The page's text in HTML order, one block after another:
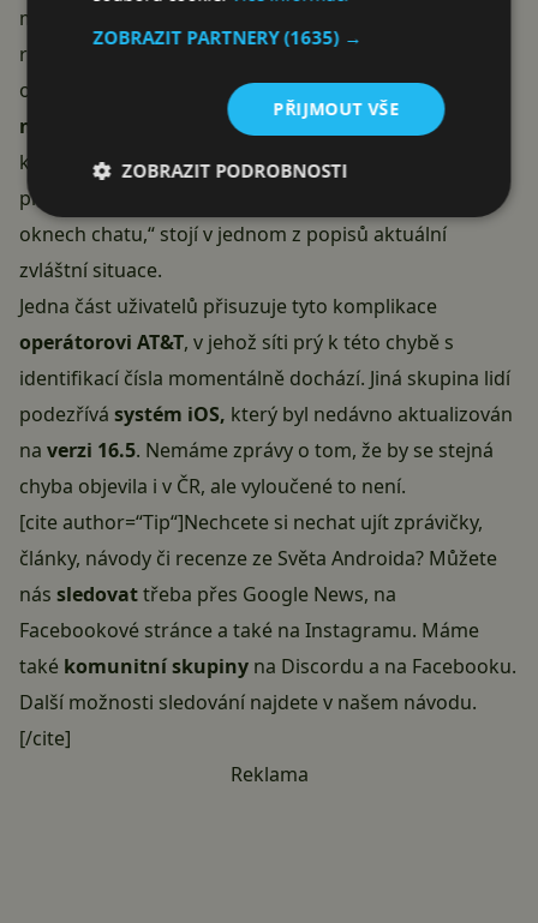
mi přišla odpověď z čísla, které bylo její, ale podivně
rozhozené. Kdykoliv napíšu zpět do toho chatovacího
okna, tak mi okamžitě přijdechybová hláška o
neplatném čísle
, ale když napíšu v naší původní
konverzaci, tak to projde. V podstatě se moje zprávy
pro ni a její zprávy pro mě zobrazují ve dvou různých
oknech chatu,“ stojí v jednom z popisů aktuální
zvláštní situace.
Jedna část uživatelů přisuzuje tyto komplikace
operátorovi AT&T, v jehož síti prý k této chybě s
identifikací čísla momentálně dochází. Jiná skupina lidí
podezřívá systém iOS, který byl nedávno aktualizován
na verzi 16.5. Nemáme zprávy o tom, že by se stejná
chyba objevila i v ČR, ale vyloučené to není.
[cite author=“Tip“]Nechcete si nechat ujít zprávičky,
články, návody či recenze ze Světa Androida? Můžete
nás sledovattřeba přes Google News, na
Facebookové stráncea také na Instagramu. Máme
také komunitní skupiny na Discordu a na Facebooku.
Další možnosti sledování najdete v našem návodu.
[/cite]
Reklama
ZOBRAZIT PARTNERY(1635) →
PŘIJMOUT VŠE
ZOBRAZIT PODROBNOSTI